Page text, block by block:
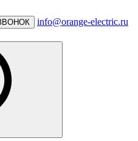
info@orange-electric.ru